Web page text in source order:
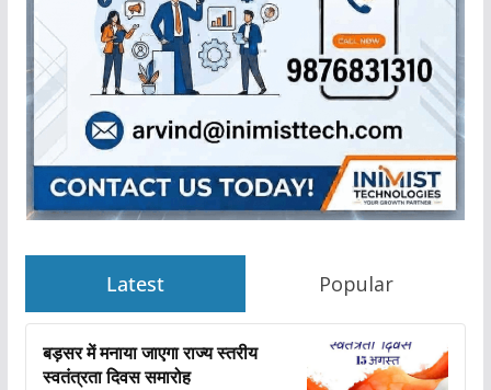
Latest Popular
बड़सर में मनाया जाएगा राज्य स्तरीय
स्वतंत्रता दिवस समारोह